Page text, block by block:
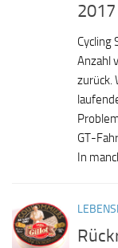
Cycling
Anzahl
zurück.
GT-
In